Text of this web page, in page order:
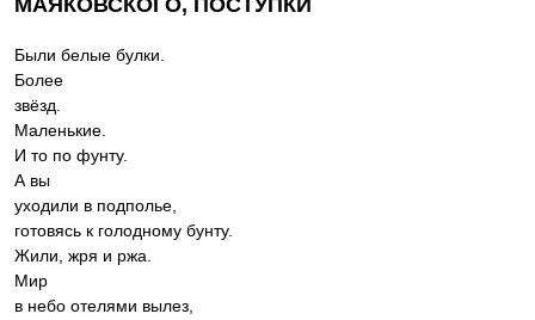
МАЯКОВСКОГО, ПОСТУПКИ
Были белые булки.
Более
звёзд.
Маленькие.
И то по фунту.
А вы
уходили в подполье,
готовясь к голодному бунту.
Жили, жря и ржа.
Мир
в небо отелями вылез,